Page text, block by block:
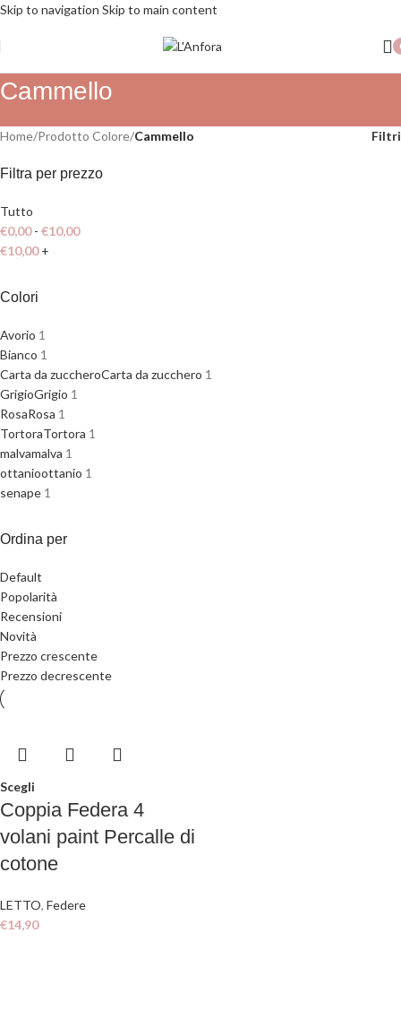
Skip to navigation Skip to main content
Cammello
Home/Prodotto Colore/Cammello Filtri
Filtra per prezzo
Tutto
€0,00- €10,00
€10,00+
Colori
Avorio 1
Bianco 1
Carta da zuccheroCarta da zucchero 1
GrigioGrigio 1
RosaRosa 1
TortoraTortora 1
malvamalva 1
ottanioottanio 1
senape 1
Ordina per
Default
Popolarità
Recensioni
Novità
Prezzo crescente
Prezzo decrescente
Scegli
Coppia Federa 4
volani paint Percalle di
cotone
LETTO, Federe
€14,90